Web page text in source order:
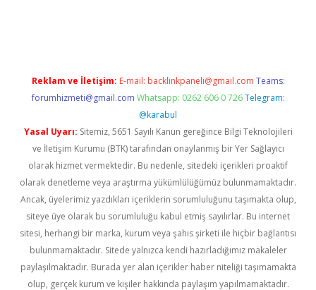
Reklam ve İletişim: E-mail: backlinkpaneli@gmail.com Teams:
forumhizmeti@gmail.com Whatsapp: 0262 606 0 726 Telegram:
@karabul
Yasal Uyarı: Sitemiz, 5651 Sayılı Kanun gereğince Bilgi Teknolojileri
ve İletişim Kurumu (BTK) tarafından onaylanmış bir Yer Sağlayıcı
olarak hizmet vermektedir. Bu nedenle, sitedeki içerikleri proaktif
olarak denetleme veya araştırma yükümlülüğümüz bulunmamaktadır.
Ancak, üyelerimiz yazdıkları içeriklerin sorumluluğunu taşımakta olup,
siteye üye olarak bu sorumluluğu kabul etmiş sayılırlar. Bu internet
sitesi, herhangi bir marka, kurum veya şahıs şirketi ile hiçbir bağlantısı
bulunmamaktadır. Sitede yalnızca kendi hazırladığımız makaleler
paylaşılmaktadır. Burada yer alan içerikler haber niteliği taşımamakta
olup, gerçek kurum ve kişiler hakkında paylaşım yapılmamaktadır.